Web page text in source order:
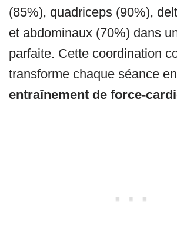
(85%), quadriceps (90%),
et abdominaux (70%) dans
parfaite. Cette coordination
transforme chaque séance en
entraînement de force-